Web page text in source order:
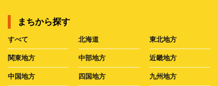
まちから探す
すべて 北海道 東北地方
関東地方 中部地方 近畿地方
中国地方 四国地方 九州地方